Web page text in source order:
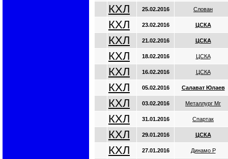
КХЛ 25.02.2016 Слован
КХЛ 23.02.2016 ЦСКА
КХЛ 21.02.2016 ЦСКА
КХЛ 18.02.2016 ЦСКА
КХЛ 16.02.2016 ЦСКА
КХЛ 05.02.2016 Салават Юлаев
КХЛ 03.02.2016 Металлург Мг
КХЛ 31.01.2016 Спартак
КХЛ 29.01.2016 ЦСКА
КХЛ 27.01.2016 Динамо Р